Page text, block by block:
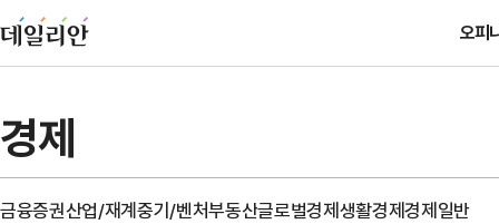
오피
경제
금융증권산업/재계중기/벤처부동산글로벌경제생활경제경제일반